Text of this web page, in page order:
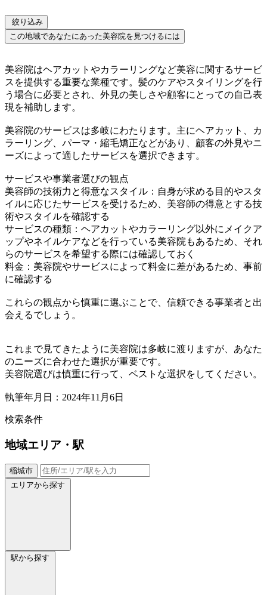
絞り込み
この地域であなたにあった美容院を見つけるには
美容院はヘアカットやカラーリングなど美容に関するサービ
スを提供する重要な業種です。髪のケアやスタイリングを行
う場合に必要とされ、外見の美しさや顧客にとっての自己表
現を補助します。
美容院のサービスは多岐にわたります。主にヘアカット、カ
ラーリング、パーマ・縮毛矯正などがあり、顧客の外見やニ
ーズによって適したサービスを選択できます。
サービスや事業者選びの観点
美容師の技術力と得意なスタイル：自身が求める目的やスタ
イルに応じたサービスを受けるため、美容師の得意とする技
術やスタイルを確認する
サービスの種類：ヘアカットやカラーリング以外にメイクア
ップやネイルケアなどを行っている美容院もあるため、それ
らのサービスを希望する際には確認しておく
料金：美容院やサービスによって料金に差があるため、事前
に確認する
これらの観点から慎重に選ぶことで、信頼できる事業者と出
会えるでしょう。
これまで見てきたように美容院は多岐に渡りますが、あなた
のニーズに合わせた選択が重要です。
美容院選びは慎重に行って、ベストな選択をしてください。
執筆年月日：2024年11月6日
検索条件
地域エリア・駅
稲城市
エリアから探す
駅から探す